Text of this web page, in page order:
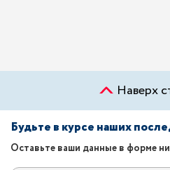
Наверх
Будьте в курсе наших
Оставьте ваши данные в форме